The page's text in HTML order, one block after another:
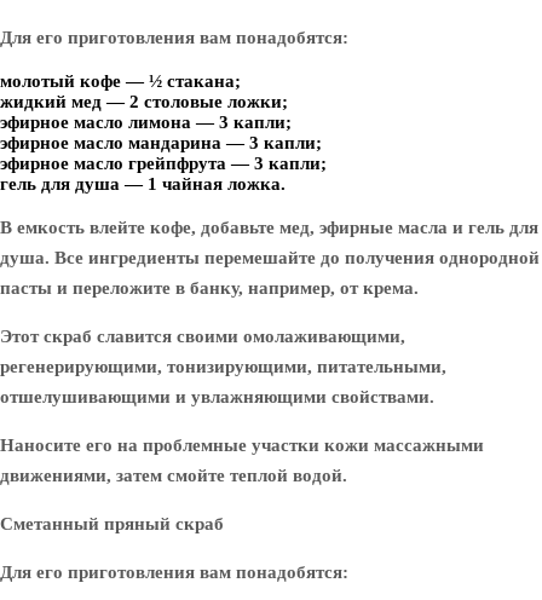
Для его приготовления вам понадобятся:
молотый кофе — ½ стакана;
жидкий мед — 2 столовые ложки;
эфирное масло лимона — 3 капли;
эфирное масло мандарина — 3 капли;
эфирное масло грейпфрута — 3 капли;
гель для душа — 1 чайная ложка.
В емкость влейте кофе, добавьте мед, эфирные масла и гель для
душа. Все ингредиенты перемешайте до получения однородной
пасты и переложите в банку, например, от крема.
Этот скраб славится своими омолаживающими,
регенерирующими, тонизирующими, питательными,
отшелушивающими и увлажняющими свойствами.
Наносите его на проблемные участки кожи массажными
движениями, затем смойте теплой водой.
Сметанный пряный скраб
Для его приготовления вам понадобятся: